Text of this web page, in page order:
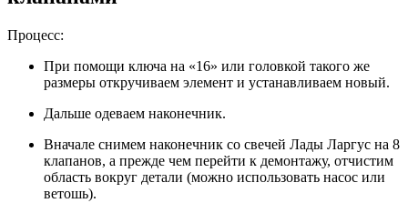
Процесс:
При помощи ключа на «16» или головкой такого же
размеры откручиваем элемент и устанавливаем новый.
Дальше одеваем наконечник.
Вначале снимем наконечник со свечей Лады Ларгус на 8
клапанов, а прежде чем перейти к демонтажу, отчистим
область вокруг детали (можно использовать насос или
ветошь).